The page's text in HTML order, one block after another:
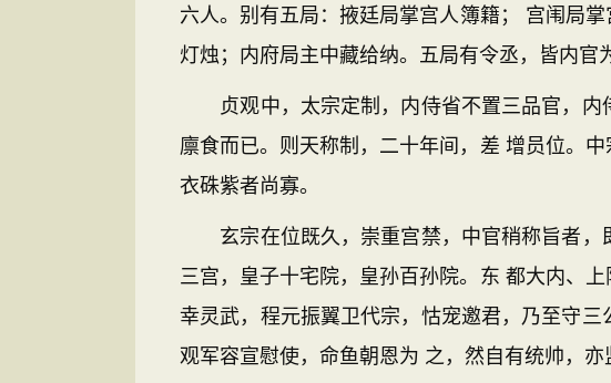
六人。别有五局：掖廷局掌宫人簿籍； 宫闱局
灯烛；内府局主中藏给纳。五局有令丞，皆内官
贞观中，太宗定制，内侍省不置三品官，内
廪食而已。则天称制，二十年间，差 增员位。
衣硃紫者尚寡。
玄宗在位既久，崇重宫禁，中官稍称旨者，
三宫，皇子十宅院，皇孙百孙院。东 都大内、
幸灵武，程元振翼卫代宗，怙宠邀君，乃至守
观军容宣慰使，命鱼朝恩为 之，然自有统帅，亦